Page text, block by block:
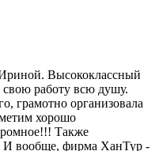
Высококлассный
свою работу всю душу.
грамотно организовала
хорошо
Также
И вообще, фирма ХанТур -